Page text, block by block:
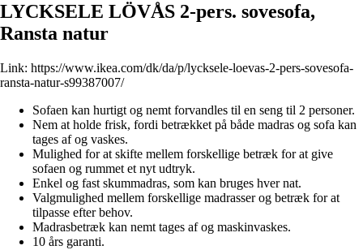
LYCKSELE LÖVÅS 2-pers. sovesofa,
Ransta natur
Link: https://www.ikea.com/dk/da/p/lycksele-loevas-2-pers-sovesofa-
ransta-natur-s99387007/
Sofaen kan hurtigt og nemt forvandles til en seng til 2 personer.
Nem at holde frisk, fordi betrækket på både madras og sofa kan
tages af og vaskes.
Mulighed for at skifte mellem forskellige betræk for at give
sofaen og rummet et nyt udtryk.
Enkel og fast skummadras, som kan bruges hver nat.
Valgmulighed mellem forskellige madrasser og betræk for at
tilpasse efter behov.
Madrasbetræk kan nemt tages af og maskinvaskes.
10 års garanti.